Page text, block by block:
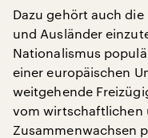
Dazu gehört auch
und Ausländer
Nationalismus
einer europäischen
weitgehende
vom wirtschaftlichen
Zusammenwachsen